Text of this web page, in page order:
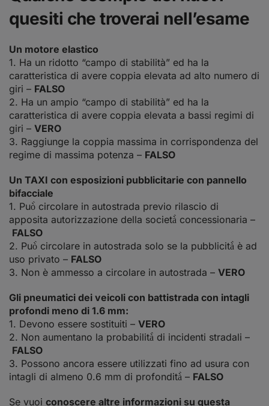
quesiti che troverai nell’esame
Un motore elastico
1. Ha un ridotto “campo di stabilità” ed ha la
caratteristica di avere coppia elevata ad alto numero di
giri – FALSO
2. Ha un ampio “campo di stabilità” ed ha la
caratteristica di avere coppia elevata a bassi regimi di
giri – VERO
3. Raggiunge la coppia massima in corrispondenza del
regime di massima potenza – FALSO
Un TAXI con esposizioni pubblicitarie con pannello
bifacciale
1. Può̀ circolare in autostrada previo rilascio di
apposita autorizzazione della società̀ concessionaria –
FALSO
2. Può̀ circolare in autostrada solo se la pubblicità̀ è ad
uso privato – FALSO
3. Non è ammesso a circolare in autostrada – VERO
Gli pneumatici dei veicoli con battistrada con intagli
profondi meno di 1.6 mm:
1. Devono essere sostituiti – VERO
2. Non aumentano la probabilità̀ di incidenti stradali –
FALSO
3. Possono ancora essere utilizzati fino ad usura con
intagli di almeno 0.6 mm di profondità̀ – FALSO
Se vuoi conoscere altre informazioni su questa